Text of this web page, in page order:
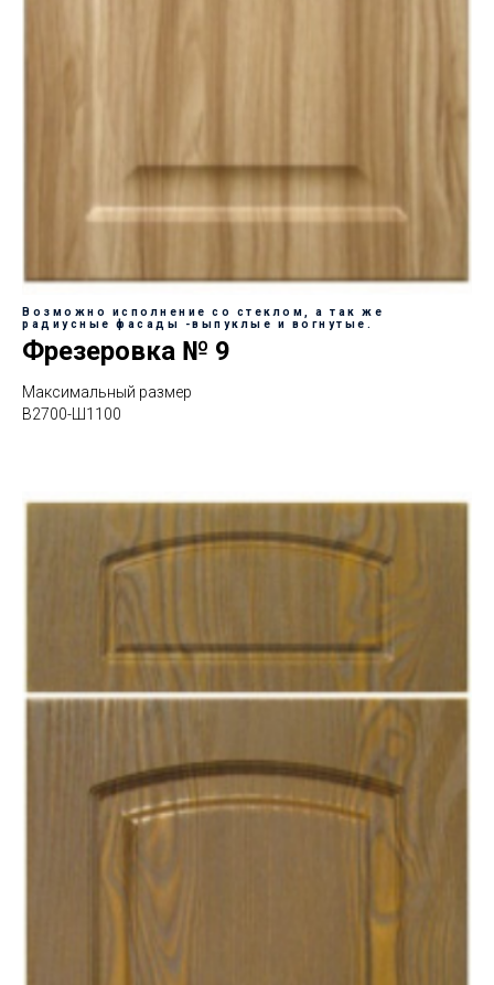
Возможно исполнение со стеклом, а так же
радиусные фасады -выпуклые и вогнутые.
Фрезеровка № 9
Максимальный размер
В2700-Ш1100